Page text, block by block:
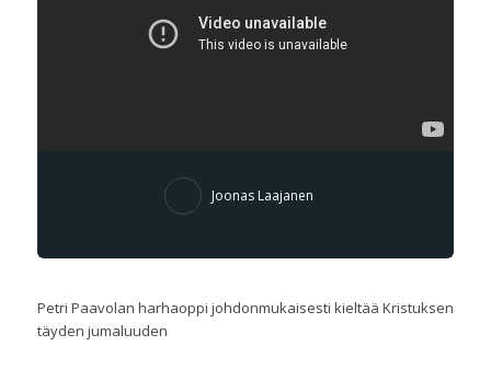
Joonas Laajanen
Petri Paavolan harhaoppi johdonmukaisesti kieltää Kristuksen
täyden jumaluuden